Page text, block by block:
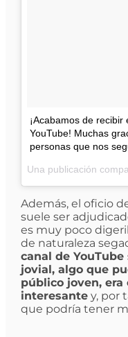
¡Acabamos de
YouTube! Muchas
personas que nos
Una publicación
Además, el oficio
suele ser
es muy poco
de naturaleza
canal de
jovial, algo que
público joven,
interesantey, por
que podría tener